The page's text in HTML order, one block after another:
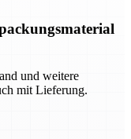
und weitere
mit Lieferung.